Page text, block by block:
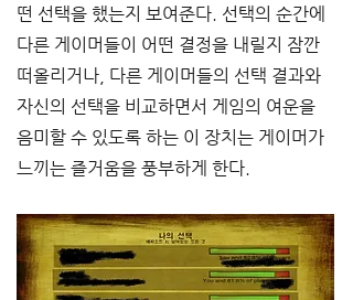
떤 선택을 했는지 보여준다. 선택의 순간에
다른 게이머들이 어떤 결정을 내릴지 잠깐
떠올리거나, 다른 게이머들의 선택 결과와
자신의 선택을 비교하면서 게임의 여운을
음미할 수 있도록 하는 이 장치는 게이머가
느끼는 즐거움을 풍부하게 한다.